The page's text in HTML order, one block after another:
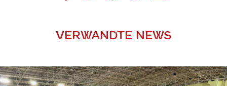
VERWANDTE NEWS